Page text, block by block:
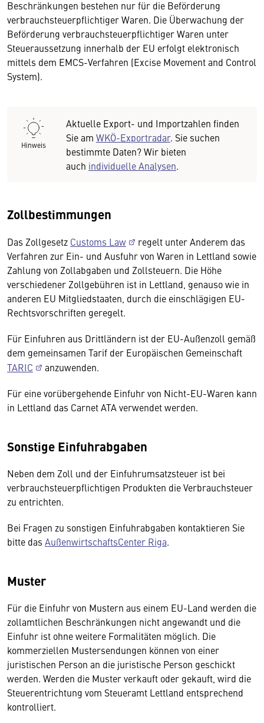
Beschränkungen bestehen nur für die Beförderung
verbrauchsteuerpflichtiger Waren. Die Überwachung der
Beförderung verbrauchsteuerpflichtiger Waren unter
Steueraussetzung innerhalb der EU erfolgt elektronisch
mittels dem EMCS-Verfahren (Excise Movement and Control
System).
Hinweis
Aktuelle Export- und Importzahlen finden
Sie am WKÖ-Exportradar. Sie suchen
bestimmte Daten? Wir bieten
auch individuelle Analysen.
Zollbestimmungen
Das Zollgesetz Customs Law
regelt unter Anderem das
Verfahren zur Ein- und Ausfuhr von Waren in Lettland sowie
Zahlung von Zollabgaben und Zollsteuern. Die Höhe
verschiedener Zollgebühren ist in Lettland, genauso wie in
anderen EU Mitgliedstaaten, durch die einschlägigen EU-
Rechtsvorschriften geregelt.
Für Einfuhren aus Drittländern ist der EU-Außenzoll gemäß
dem gemeinsamen Tarif der Europäischen Gemeinschaft
TARIC
anzuwenden.
Für eine vorübergehende Einfuhr von Nicht-EU-Waren kann
in Lettland das Carnet ATA verwendet werden.
Sonstige Einfuhrabgaben
Neben dem Zoll und der Einfuhrumsatzsteuer ist bei
verbrauchsteuerpflichtigen Produkten die Verbrauchsteuer
zu entrichten.
Bei Fragen zu sonstigen Einfuhrabgaben kontaktieren Sie
bitte das AußenwirtschaftsCenter Riga.
Muster
Für die Einfuhr von Mustern aus einem EU-Land werden die
zollamtlichen Beschränkungen nicht angewandt und die
Einfuhr ist ohne weitere Formalitäten möglich. Die
kommerziellen Mustersendungen können von einer
juristischen Person an die juristische Person geschickt
werden. Werden die Muster verkauft oder gekauft, wird die
Steuerentrichtung vom Steueramt Lettland entsprechend
kontrolliert.